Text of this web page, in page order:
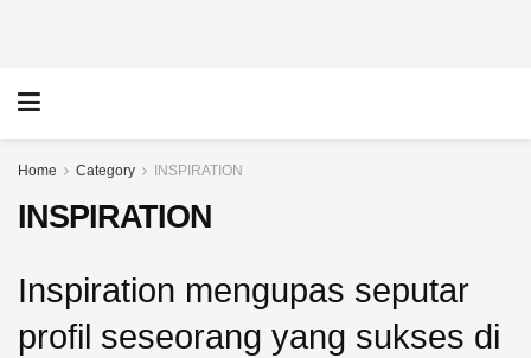
Home Category INSPIRATION
INSPIRATION
Inspiration mengupas seputar
profil seseorang yang sukses di
Raih
Agung
Sulistyo
Raih
Satpam
Penulis:
Jejak
Karier